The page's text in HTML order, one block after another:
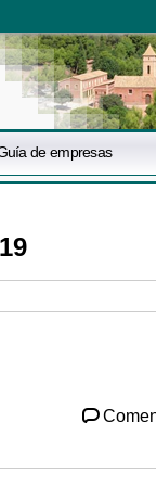
de empresas